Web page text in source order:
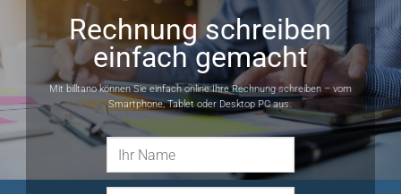
Rechnung schreiben
einfach gemacht
Mit billtano können Sie einfach online Ihre Rechnung schreiben – vom
Smartphone, Tablet oder Desktop PC aus.